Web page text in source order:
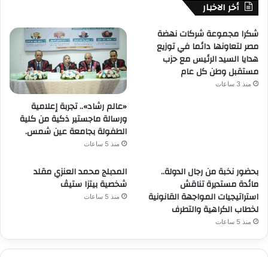
أخر الاخبار
شكرا مجموعة شركات نهضة
مصر لتعاونها دائما في توزيع
هدايا السيد الرئيس مع حزب
مستقبل وطن كل عام
منذ 3 ساعات
«عالم رشاد».. تجربة إعلامية
ورسالة ماجستير ذكية من كلية
الطفولة بجامعة عين شمس.
منذ 5 ساعات
بحضور نخبة من رجال الدولة..
مائدة مستديرة تناقش
استراتيجيات المواجهة القانونية
لخطاب الكراهية والتطرف
منذ 5 ساعات
المدبلج محمد العنزي مقلد
شخصية بيتزا ستيڤ
منذ 5 ساعات